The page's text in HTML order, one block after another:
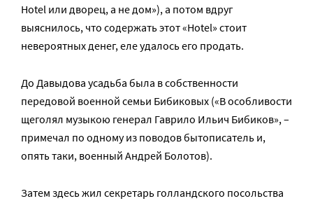
Hotel или дворец, а не дом»), а потом вдруг
выяснилось, что содержать этот «Hotel» стоит
невероятных денег, еле удалось его продать.
До Давыдова усадьба была в собственности
передовой военной семьи Бибиковых («В особливости
щеголял музыкою генерал Гаврило Ильич Бибиков», –
примечал по одному из поводов бытописатель и,
опять таки, военный Андрей Болотов).
Затем здесь жил секретарь голландского посольства